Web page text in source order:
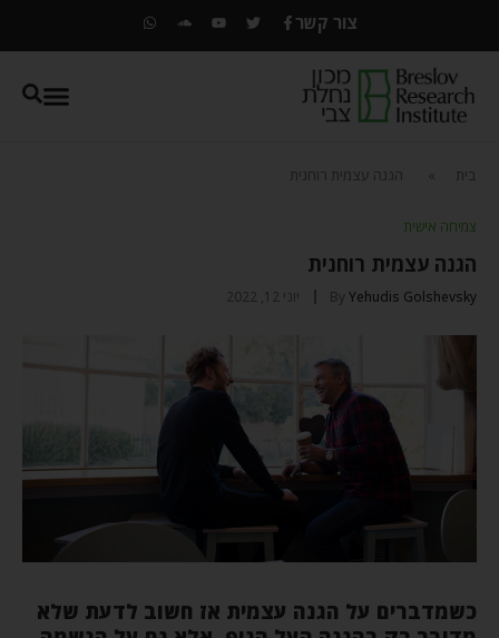
צור קשר
בית הגנה עצמית רוחנית
צמיחה אישית
הגנה עצמית רוחנית
By Yehudis Golshevsky יוני 12, 2022
כשמדברים על הגנה עצמית אז חשוב לדעת שלא